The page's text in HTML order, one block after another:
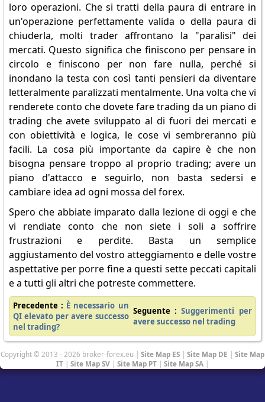
loro operazioni. Che si tratti della paura di entrare in
un'operazione perfettamente valida o della paura di
chiuderla, molti trader affrontano la "paralisi" dei
mercati. Questo significa che finiscono per pensare in
circolo e finiscono per non fare nulla, perché si
inondano la testa con così tanti pensieri da diventare
letteralmente paralizzati mentalmente. Una volta che vi
renderete conto che dovete fare trading da un piano di
trading che avete sviluppato al di fuori dei mercati e
con obiettività e logica, le cose vi sembreranno più
facili. La cosa più importante da capire è che non
bisogna pensare troppo al proprio trading; avere un
piano d'attacco e seguirlo, non basta sedersi e
cambiare idea ad ogni mossa del forex.
Spero che abbiate imparato dalla lezione di oggi e che
vi rendiate conto che non siete i soli a soffrire
frustrazioni e perdite. Basta un semplice
aggiustamento del vostro atteggiamento e delle vostre
aspettative per porre fine a questi sette peccati capitali
e a tutti gli altri che potreste commettere.
Precedente : È necessario un
QI elevato per avere successo
nel trading?
Seguente : Suggerimenti per
avere successo nel trading
Copyright © 2013 - 2026 broker-forex.eu | Site Map ES | Site Map DE | Site Map
IT | Site Map SV | Site Map PT | Site Map SA |